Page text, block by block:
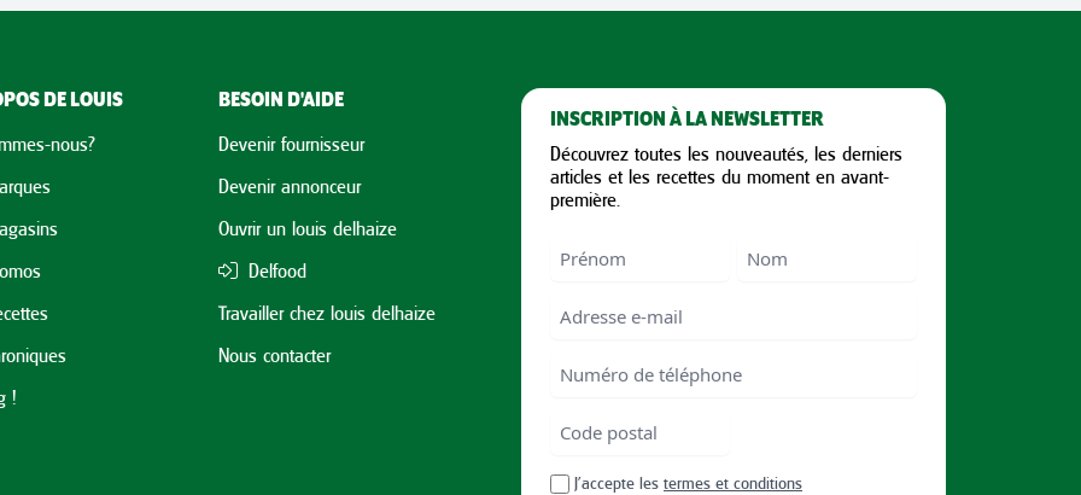
DE LOUIS
nous?
!
BESOIN D'AIDE
Devenir fournisseur
Devenir annonceur
Ouvrir un louis delhaize
Delfood
Travailler chez louis delhaize
Nous contacter
INSCRIPTION À LA NEWSLETTER
Découvrez toutes les nouveautés, les derniers
articles et les recettes du moment en avant-
première.
Nom
Email
Numéro
téléphone
Code
postal
Code
RGPDJ’accepte les termes et conditions